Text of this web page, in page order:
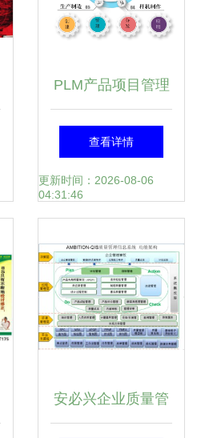
PLM产品项目管理
系统 产品全生命周
期的功能、意义及
实践
查看详情
更新时间：2026-08-06
04:31:46
安必兴企业质量管